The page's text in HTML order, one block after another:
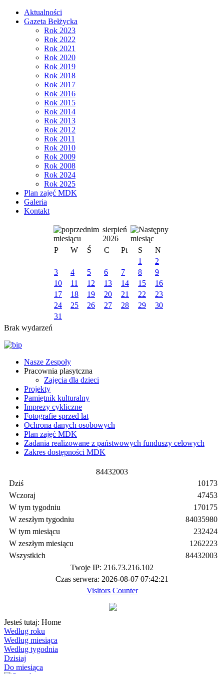
Aktualności
Gazeta Bełżycka
Rok 2023
Rok 2022
Rok 2021
Rok 2020
Rok 2019
Rok 2018
Rok 2017
Rok 2016
Rok 2015
Rok 2014
Rok 2013
Rok 2012
Rok 2011
Rok 2010
Rok 2009
Rok 2008
Rok 2024
Rok 2025
Plan zajęć MDK
Galeria
Kontakt
sierpień
2026
P
W Ś C Pt S
N
1
2
3
4 5 6 7 8
9
10
11 12 13 14 15
16
17
18 19 20 21 22
23
24
25 26 27 28 29
30
31
Brak wydarzeń
Nasze Zespoły
Pracownia plasytczna
Zajęcia dla dzieci
Projekty
Pamiętnik kulturalny
Imprezy cykliczne
Fotografie sprzed lat
Ochrona danych osobowych
Plan zajęć MDK
Zadania realizowane z państwowych funduszy celowych
Zakres dostępności MDK
84432003
Dziś
Wczoraj
W tym tygodniu
W zeszłym tygodniu
W tym miesiącu
W zeszłym miesiącu
Wszystkich
10173
47453
170175
84035980
232424
1262223
84432003
Twoje IP: 216.73.216.102
Czas serwera: 2026-08-07 07:42:21
Visitors Counter
Jesteś tutaj: Home
Według roku
Według miesiąca
Według tygodnia
Dzisiaj
Do miesiąca